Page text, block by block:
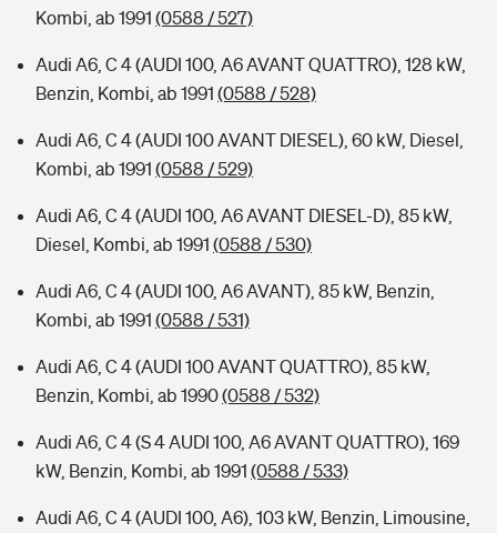
Kombi, ab 1991 (0588 / 527)
Audi A6, C 4 (AUDI 100, A6 AVANT QUATTRO), 128 kW,
Benzin, Kombi, ab 1991 (0588 / 528)
Audi A6, C 4 (AUDI 100 AVANT DIESEL), 60 kW, Diesel,
Kombi, ab 1991 (0588 / 529)
Audi A6, C 4 (AUDI 100, A6 AVANT DIESEL-D), 85 kW,
Diesel, Kombi, ab 1991 (0588 / 530)
Audi A6, C 4 (AUDI 100, A6 AVANT), 85 kW, Benzin,
Kombi, ab 1991 (0588 / 531)
Audi A6, C 4 (AUDI 100 AVANT QUATTRO), 85 kW,
Benzin, Kombi, ab 1990(0588 / 532)
Audi A6, C 4 (S 4 AUDI 100, A6 AVANT QUATTRO), 169
kW, Benzin, Kombi, ab 1991 (0588 / 533)
Audi A6, C 4 (AUDI 100, A6), 103 kW, Benzin, Limousine,